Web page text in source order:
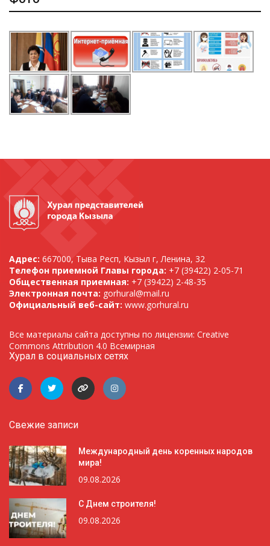
Адрес: 667000, Тыва Респ, Кызыл г, Ленина, 32
Телефон приемной Главы города: +7 (39422) 2-05-71
Общественная приемная: +7 (39422) 2-48-35
Электронная почта: gorhural@mail.ru
Официальный веб-сайт: www.gorhural.ru
Все материалы сайта доступны по лицензии: Creative
Commons Attribution 4.0 Всемирная
Хурал в социальных сетях
Свежие записи
Международный день коренных народов
мира!
09.08.2026
С Днем строителя!
09.08.2026